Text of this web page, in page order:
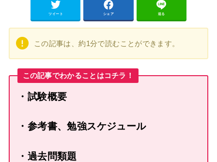
ツイート シェア 送る
この記事は、約1分で読むことができます。
この記事でわかることはコチラ！
・試験概要
・参考書、勉強スケジュール
・過去問類題